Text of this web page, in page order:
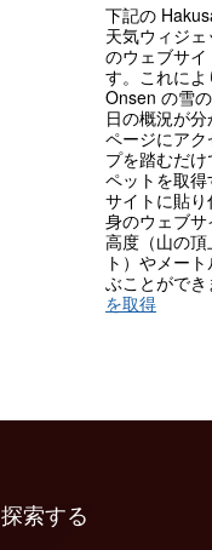
下記の
天気ウィジ
のウェブサ
す。これに
Onsen の雪
日の概況が
ページにア
プを踏むだ
ペットを取
サイトに貼
身のウェブ
高度（山の
ト）やメー
ぶことができ
を取得
探索する